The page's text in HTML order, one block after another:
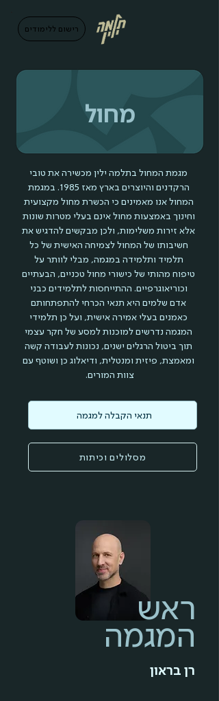
מַעֲרֶכֶת
"המרכז
הישראלי
לִנְגִישׁוּת
הָאֲתָר.
רישום ללימודים
מחול
מגמת המחול בתלמה ילין מכשירה את טובי
הרקדנים והיוצרים בארץ מאז 1985. במגמת
המחול אנו מאמינים כי הכשרת מחול מקצועית
וחינוך באמצעות מחול אינם בעלי מטרות שונות
אלא זירות משלימות, ולכן מבקשים להדגיש את
חשיבותו של המחול לצמיחה האישית של כל
תלמיד ותלמידה במגמה, מבלי לוותר על
טיפוח מהותי של כישורי מחול טכניים, הבעתיים
וכוריאוגרפיים. ההתייחסות לתלמידים כבני
אדם שלמים היא תנאי הכרחי להתפתחותם
כאמנים בעלי אמירה אישית, ועל כן תלמידי
המגמה נדרשים למוכנות למסע של חקר עצמי
תוך ביטול הרגלים ישנים, נכונות לעבודה קשה
ומאמצת, פיזית ומנטלית, ודיאלוג כן ושוטף עם
צוות המורים.
תנאי הקבלה למגמה
מסלולים וכיתות
ראש
המגמה
רן בראון